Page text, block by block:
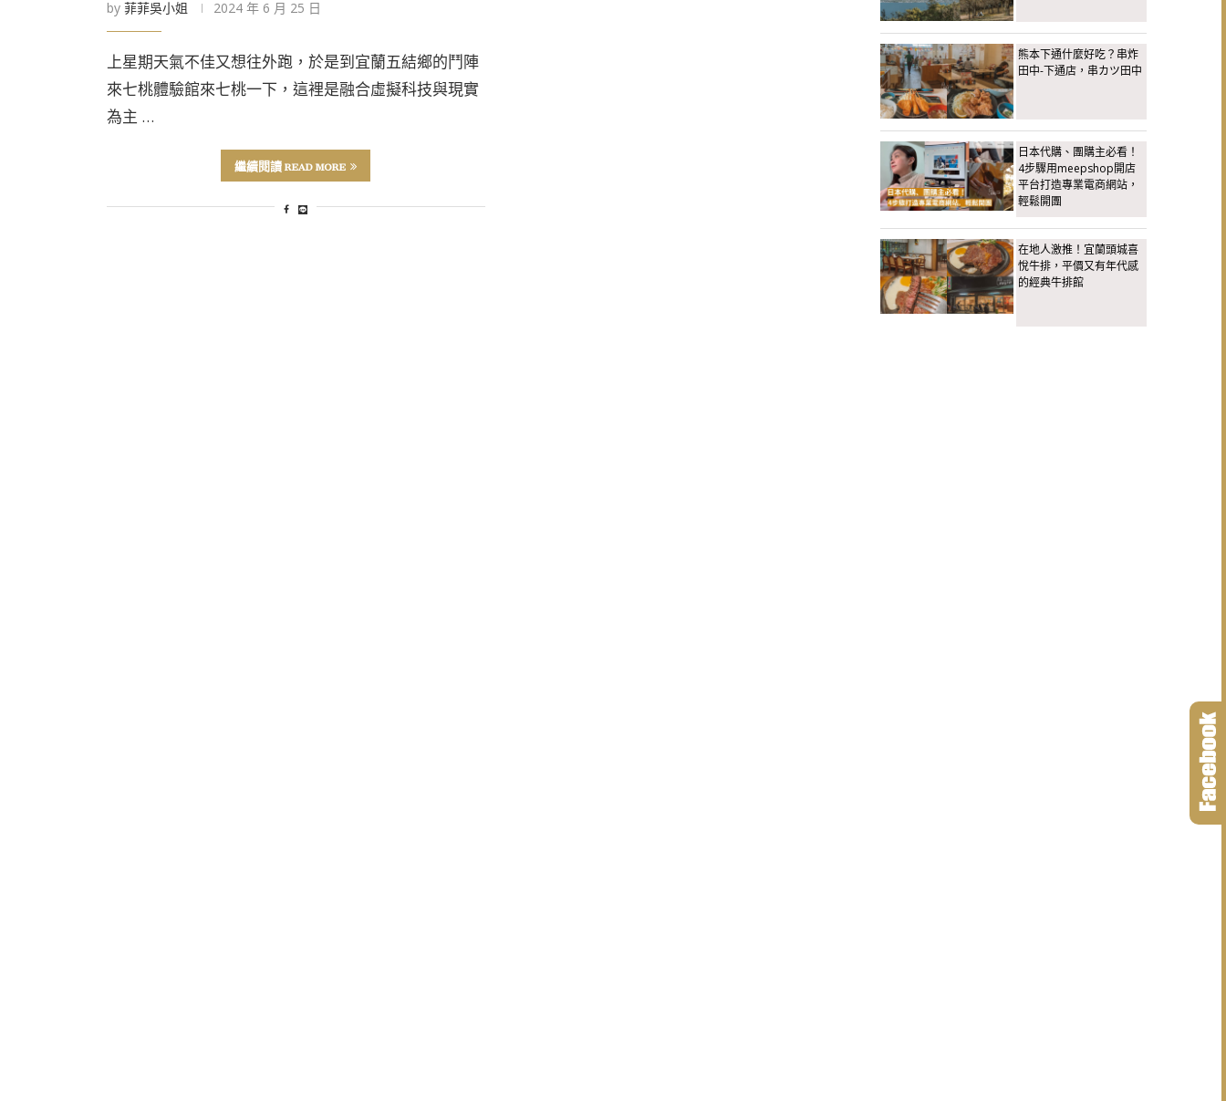
by 菲菲吳小姐 2024 年 6 月 25 日
上星期天氣不佳又想往外跑，於是到宜蘭五結鄉的鬥陣
來七桃體驗館來七桃一下，這裡是融合虛擬科技與現實
為主 …
繼續閱讀 READ MORE
熊本下通什麼好吃？串炸
田中-下通店，串カツ田中
日本代購、團購主必看！
4步驟用meepshop開店
平台打造專業電商網站，
輕鬆開團
在地人激推！宜蘭頭城喜
悅牛排，平價又有年代感
的經典牛排館